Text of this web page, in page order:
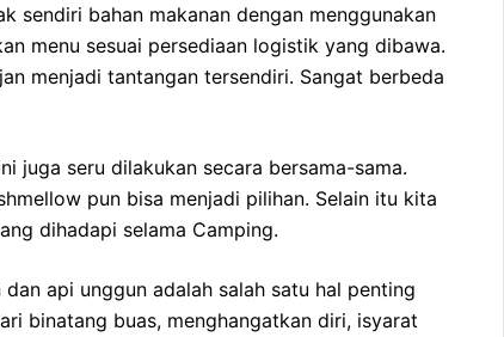
sendiri bahan makanan dengan menggunakan
menu sesuai persediaan logistik yang dibawa.
menjadi tantangan tersendiri. Sangat berbeda
juga seru dilakukan secara bersama-sama.
pun bisa menjadi pilihan. Selain itu kita
dihadapi selama Camping.
api unggun adalah salah satu hal penting
binatang buas, menghangatkan diri, isyarat